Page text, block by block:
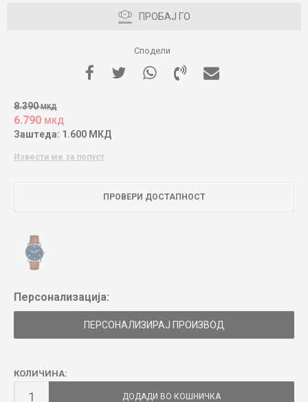
ПРОБАЈ ГО
Сподели
8.390 МКД
6.790 МКД
Заштеда: 1.600 МКД
Извести ме за попуст
ПРОВЕРИ ДОСТАПНОСТ
Персонализација:
ПЕРСОНАЛИЗИРАЈ ПРОИЗВОД
КОЛИЧИНА:
ДОДАДИ ВО КОШНИЧКА